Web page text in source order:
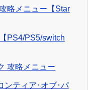
略メニュー【Star
PS4/PS5/switch
攻略メニュー
ンティア･オブ･パ